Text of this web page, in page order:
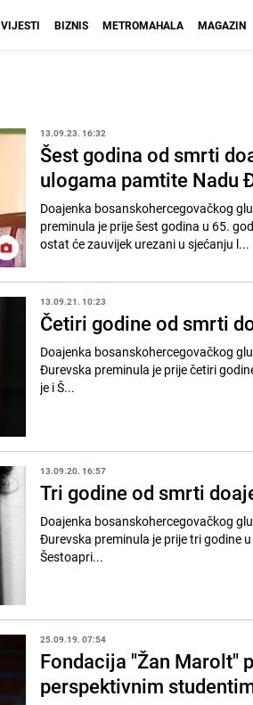
VIJESTI BIZNIS METROMAHALA MAGAZIN
13.09.23. 16:32
Šest godina od smrti
ulogama pamtite Nadu
Doajenka bosanskohercegovačkog
preminula je prije šest godina u 65.
ostat će zauvijek urezani u sjećanju l...
13.09.21. 10:23
Četiri godine od smrti
Doajenka bosanskohercegovačkog
Đurevska preminula je prije četiri godine u 65. godini. Dobitnica brojnih
je i Š...
13.09.20. 16:57
Tri godine od smrti
Doajenka bosanskohercegovačkog
Đurevska preminula je prije tri godine u 65. godini. Dobitnica brojnih nagrada i
Šestoapri...
25.09.19. 07:54
Fondacija "Žan Marolt"
perspektivnim